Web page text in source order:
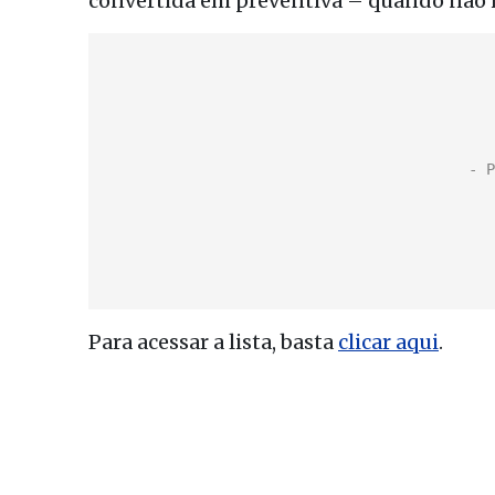
Para acessar a lista, basta clicar aqui.